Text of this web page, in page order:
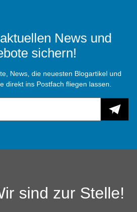
News und
sichern!
News, die neuesten Blogartikel und
direkt ins Postfach fliegen lassen.
sind zur Stelle!